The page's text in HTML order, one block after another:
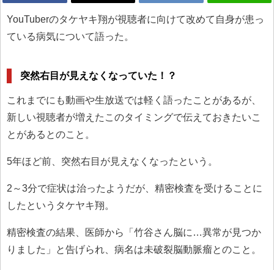
YouTuberのタケヤキ翔が視聴者に向けて改めて自身が患っ
ている病気について語った。
突然右目が見えなくなっていた！？
これまでにも動画や生放送では軽く語ったことがあるが、
新しい視聴者が増えたこのタイミングで伝えておきたいこ
とがあるとのこと。
5年ほど前、突然右目が見えなくなったという。
2～3分で症状は治ったようだが、精密検査を受けることに
したというタケヤキ翔。
精密検査の結果、医師から「竹谷さん脳に…異常が見つか
りました」と告げられ、病名は未破裂脳動脈瘤とのこと。